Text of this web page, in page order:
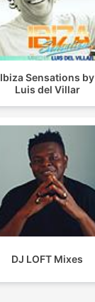
Ibiza Sensations by
Luis del Villar
DJ LOFT Mixes